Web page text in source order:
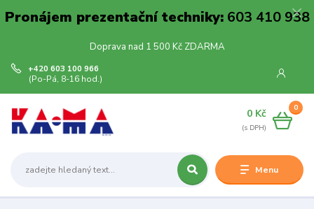
Pronájem prezentační techniky:603 410 938
Doprava nad 1 500 Kč ZDARMA
Menu
+420 603 100 966
(Po-Pá, 8-16 hod.)
0
0 Kč